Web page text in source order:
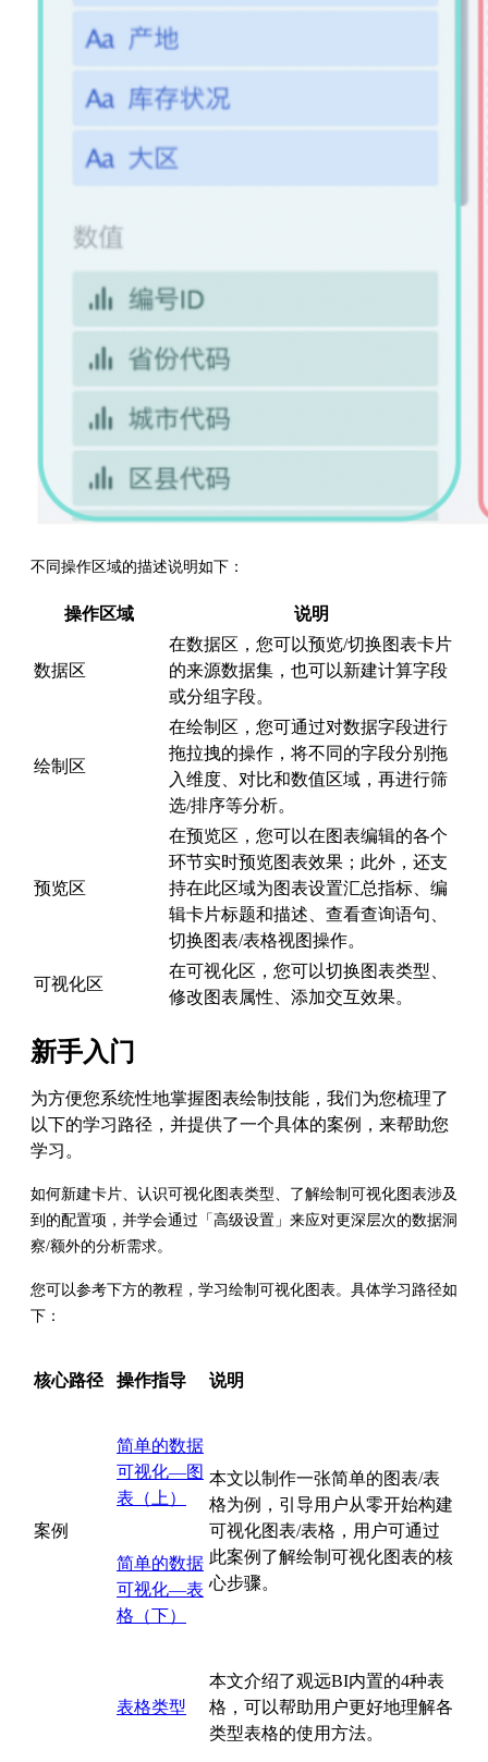
不同操作区域的描述说明如下：
操作区域 说明
数据区
在数据区，您可以预览/切换图表卡片
的来源数据集，也可以新建计算字段
或分组字段。
绘制区
在绘制区，您可通过对数据字段进行
拖拉拽的操作，将不同的字段分别拖
入维度、对比和数值区域，再进行筛
选/排序等分析。
预览区
在预览区，您可以在图表编辑的各个
环节实时预览图表效果；此外，还支
持在此区域为图表设置汇总指标、编
辑卡片标题和描述、查看查询语句、
切换图表/表格视图操作。
可视化区
在可视化区，您可以切换图表类型、
修改图表属性、添加交互效果。
新手入门
为方便您系统性地掌握图表绘制技能，我们为您梳理了
以下的学习路径，并提供了一个具体的案例，来帮助您
学习。
如何新建卡片、认识可视化图表类型、了解绘制可视化图表涉及
到的配置项，并学会通过「高级设置」来应对更深层次的数据洞
察/额外的分析需求。
您可以参考下方的教程，学习绘制可视化图表。具体学习路径如
下：
核心路径 操作指导 说明
案例
简单的数据
可视化—图
表（上）
本文以制作一张简单的图表/表
格为例，引导用户从零开始构建
可视化图表/表格，用户可通过
此案例了解绘制可视化图表的核
心步骤。
简单的数据
可视化—表
格（下）
表格类型
本文介绍了观远BI内置的4种表
格，可以帮助用户更好地理解各
类型表格的使用方法。